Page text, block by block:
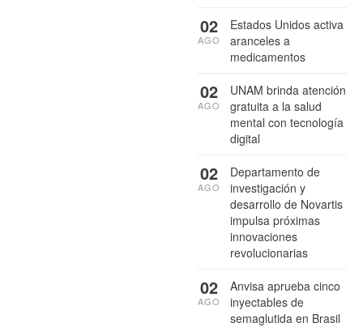
Estados Unidos activa
aranceles a
medicamentos
02
AGO
UNAM brinda atención
gratuita a la salud
mental con tecnología
digital
02
AGO
Departamento de
investigación y
desarrollo de Novartis
impulsa próximas
innovaciones
revolucionarias
02
AGO
Anvisa aprueba cinco
inyectables de
semaglutida en Brasil
02
AGO